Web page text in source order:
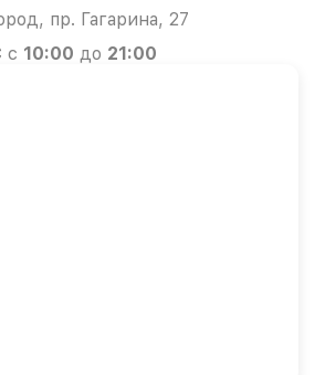
пр. Гагарина, 27
с 10:00 до 21:00